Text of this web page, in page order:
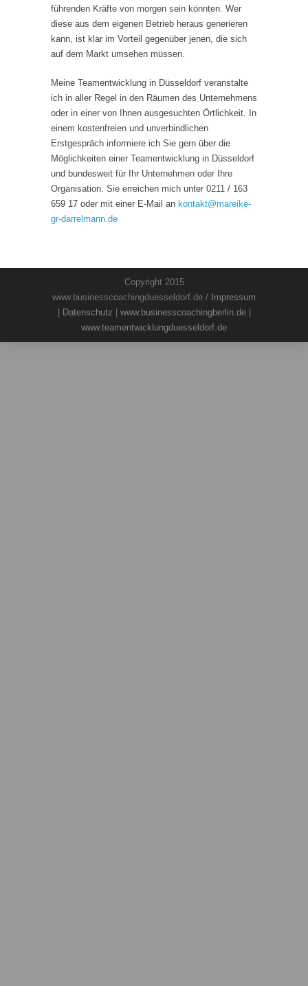
führenden Kräfte von morgen sein könnten. Wer
diese aus dem eigenen Betrieb heraus generieren
kann, ist klar im Vorteil gegenüber jenen, die sich
auf dem Markt umsehen müssen.
Meine Teamentwicklung in Düsseldorf veranstalte
ich in aller Regel in den Räumen des Unternehmens
oder in einer von Ihnen ausgesuchten Örtlichkeit. In
einem kostenfreien und unverbindlichen
Erstgespräch informiere ich Sie gern über die
Möglichkeiten einer Teamentwicklung in Düsseldorf
und bundesweit für Ihr Unternehmen oder Ihre
Organisation. Sie erreichen mich unter 0211 / 163
659 17 oder mit einer E-Mail an kontakt@mareike-
gr-darrelmann.de
Copyright 2015
www.businesscoachingduesseldorf.de / Impressum
Datenschutz www.businesscoachingberlin.de|
www.teamentwicklungduesseldorf.de